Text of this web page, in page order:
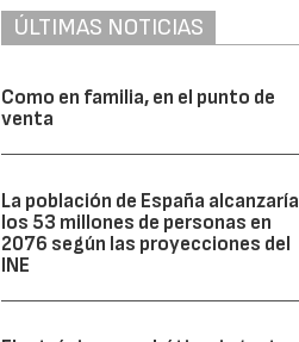
ÚLTIMAS NOTICIAS
Como en familia, en el punto de
venta
La población de España alcanzaría
los 53 millones de personas en
2076 según las proyecciones del
INE